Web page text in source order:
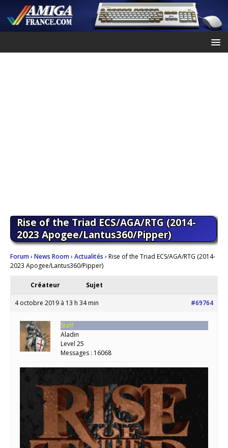
Rise of the Triad ECS/AGA/RTG (2014-
2023 Apogee/Lantus360/Pipper)
Forum› News Room› Actualités › Rise of the Triad ECS/AGA/RTG (2014-
2023 Apogee/Lantus360/Pipper)
Créateur Sujet
4 octobre 2019 à 13 h 34 min #69764
Staff
Aladin
Level 25
Messages : 16068